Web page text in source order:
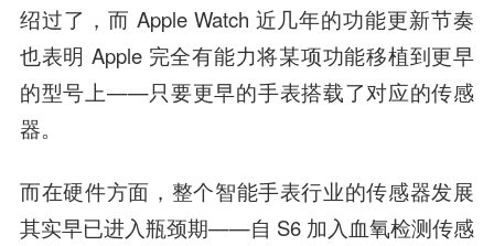
绍过了，而 Apple Watch 近几年的功能更新节奏
也表明 Apple 完全有能力将某项功能移植到更早
的型号上——只要更早的手表搭载了对应的传感
器。
而在硬件方面，整个智能手表行业的传感器发展
其实早已进入瓶颈期——自 S6 加入血氧检测传感